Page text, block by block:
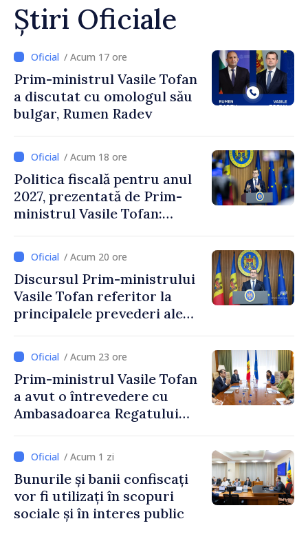
Știri Oficiale
/ Acum 17 ore
Prim-ministrul Vasile Tofan
a discutat cu omologul său
bulgar, Rumen Radev
/ Acum 18 ore
Politica fiscală pentru anul
2027, prezentată de Prim-
ministrul Vasile Tofan:
stimularea investițiilor și o
taxare mai echitabilă
/ Acum 20 ore
Discursul Prim-ministrului
Vasile Tofan referitor la
principalele prevederi ale
2027
/ Acum 23 ore
Prim-ministrul Vasile Tofan
a avut o întrevedere cu
Ambasadoarea Regatului
Irlandei de Nord, Fern
Horine / Acum 1 zi
Bunurile și banii confiscați
vor fi utilizați în scopuri
sociale și în interes public